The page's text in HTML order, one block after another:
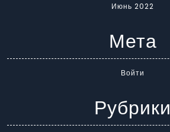
Июнь 2022
Мета
Войти
Рубрики